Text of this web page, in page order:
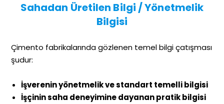
Sahadan Üretilen Bilgi / Yönetmelik
Bilgisi
Çimento fabrikalarında gözlenen temel bilgi çatışması
şudur:
İşverenin yönetmelik ve standart temelli bilgisi
İşçinin saha deneyimine dayanan pratik bilgisi